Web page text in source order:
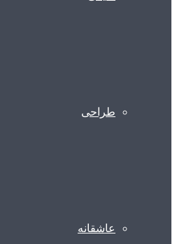
طراحی
عاشقانه